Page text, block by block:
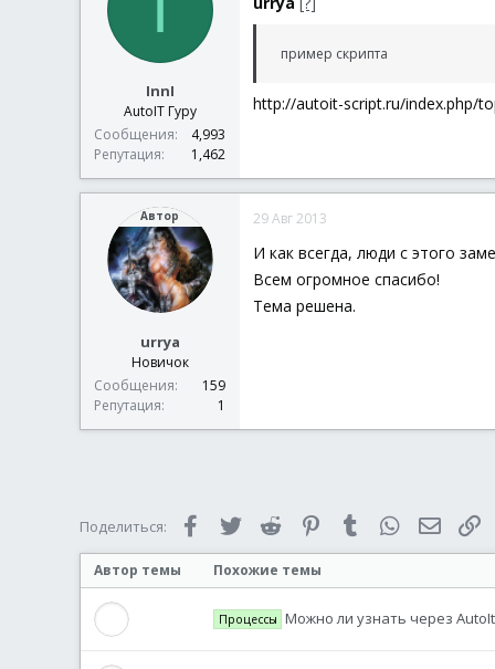
InnI
AutoIT Гуру
Сообщения
4,993
Репутация
1,462
пример скрипта
http://autoit-script.ru/index.php/
Автор
urrya
Новичок
Сообщения
159
Репутация
1
29 Авг 2013
И как всегда, люди с этого
Всем огромное спасибо!
Тема решена.
Поделиться: FacebookTwitter Reddit PinterestTumblr WhatsApp
Автор темы Похожие темы
Процессы Можно ли узнать через